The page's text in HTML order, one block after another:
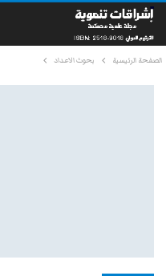
الصفحة الرئيسية بحوث الاعداد